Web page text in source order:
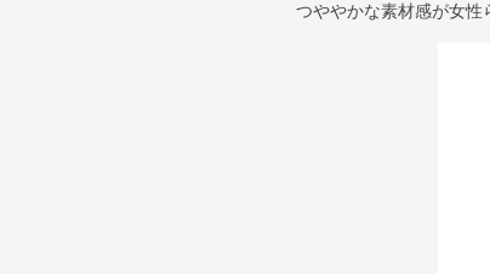
つややかな素材感が女性